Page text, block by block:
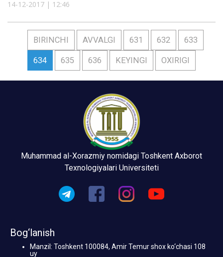
14-12-2017 | 12:46
BIRINCHI AVVALGI 631 632 633
634 635 636 KEYINGI OXIRIGI
Muhammad al-Xorazmiy nomidagi Toshkent Axborot
Texnologiyalari Universiteti
Bog‘lanish
Manzil: Toshkent 100084, Amir Temur shox ko‘chasi 108
uy